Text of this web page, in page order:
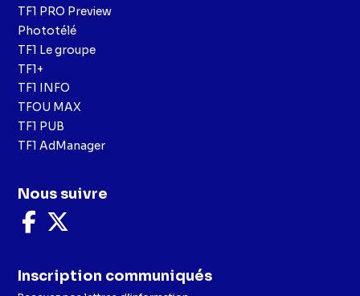
TF1 PRO Preview
Phototélé
TF1 Le groupe
TF1+
TF1 INFO
TFOU MAX
TF1 PUB
TF1 AdManager
Nous suivre
Nous
suivre
Facebook
X
Inscription communiqués